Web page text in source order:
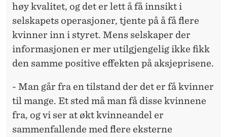
høy kvalitet, og det er lett å få innsikt i
selskapets operasjoner, tjente på å få flere
kvinner inn i styret. Mens selskaper der
informasjonen er mer utilgjengelig ikke fikk
den samme positive effekten på aksjeprisene.
- Man går fra en tilstand der det er få kvinner
til mange. Et sted må man få disse kvinnene
fra, og vi ser at økt kvinneandel er
sammenfallende med flere eksterne